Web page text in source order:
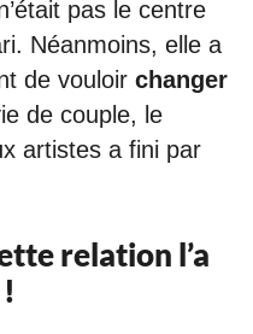
pas le centre
Néanmoins, elle a
de vouloir changer
de couple, le
artistes a fini par
relation l’a